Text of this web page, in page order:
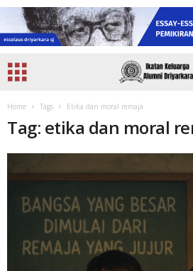
Home Tags Etika dan moral remaja
Tag: etika dan moral